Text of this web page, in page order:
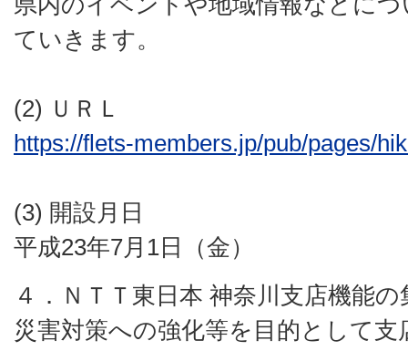
ていきます。
(2) ＵＲＬ
https://flets-members.jp/pub/pages/
(3) 開設月日
平成23年7月1日（金）
４．ＮＴＴ東日本 神奈川支店機能
災害対策への強化等を目的として支